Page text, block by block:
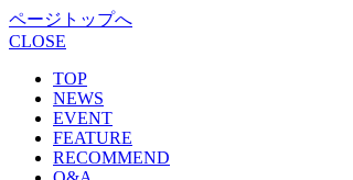
ページトップへ
CLOSE
TOP
NEWS
EVENT
FEATURE
RECOMMEND